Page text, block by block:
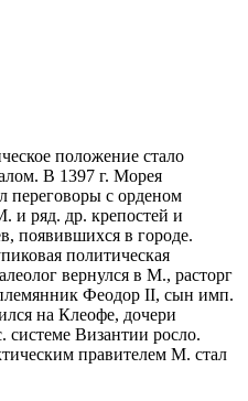
положение стало
В 1397 г. Морея
переговоры с орденом
и ряд. др. крепостей и
появившихся в городе.
политическая
вернулся в М., расторг
Феодор II, сын имп.
на Клеофе, дочери
Византии росло.
правителем М. стал